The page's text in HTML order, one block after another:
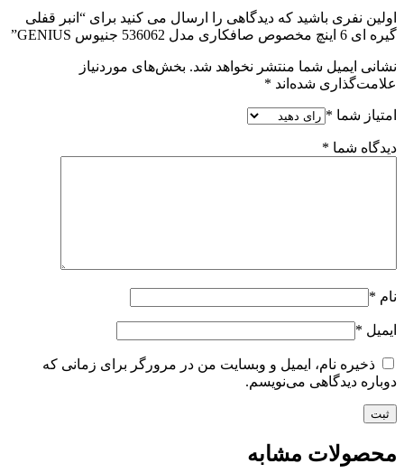
اولین نفری باشید که دیدگاهی را ارسال می کنید برای “انبر قفلی
گیره ای 6 اینچ مخصوص صافکاری مدل 536062 جنیوس GENIUS”
نشانی ایمیل شما منتشر نخواهد شد. بخش‌های موردنیاز
علامت‌گذاری شده‌اند *
امتیاز شما *
دیدگاه شما *
نام *
ایمیل *
ذخیره نام، ایمیل و وبسایت من در مرورگر برای زمانی که
دوباره دیدگاهی می‌نویسم.
محصولات مشابه